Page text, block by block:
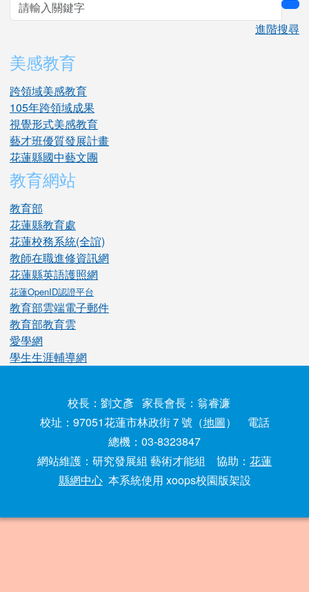
進階搜尋
美感教育
跨領域美感教育
105年跨領域成果
視覺形式美感教育
藝才班優質發展計畫
花蓮縣國中藝文團
教育網站
教育部
花蓮縣教育處
花蓮校務系統(全誼)
教師在職進修資訊網
花蓮縣英語護照網
花蓮OpenID認證平台
教育部雲端電子郵件
教育部教育雲
愛學網
學生生涯輔導網
校長：劉文彥 家長會長：翁睿濂
校址：97051花蓮市林政街７號（地圖） 電話
總機：03-8323847
網站維護：研究發展組 藝術才能組 協助： 花蓮
縣網中心本系統使用 xoops校園版架設